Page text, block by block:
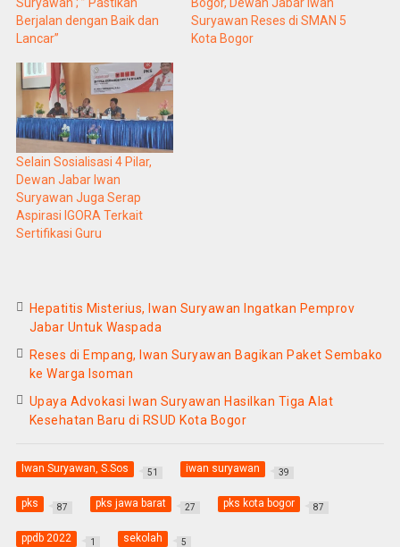
Berjalan dengan Baik dan
Lancar”
Suryawan Reses di SMAN 5
Kota Bogor
Selain Sosialisasi 4 Pilar,
Dewan Jabar Iwan
Suryawan Juga Serap
Aspirasi IGORA Terkait
Sertifikasi Guru
Hepatitis Misterius, Iwan Suryawan Ingatkan Pemprov
Jabar Untuk Waspada
Reses di Empang, Iwan Suryawan Bagikan Paket Sembako
ke Warga Isoman
Upaya Advokasi Iwan Suryawan Hasilkan Tiga Alat
Kesehatan Baru di RSUD Kota Bogor
Iwan Suryawan, S.Sos 51 iwan suryawan 39
pks 87 pks jawa barat 27 pks kota bogor 87
ppdb 2022 1 sekolah 5